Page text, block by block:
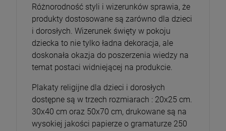
Różnorodność styli i wizerunków sprawia, że
produkty dostosowane są zarówno dla dzieci
i dorosłych. Wizerunek święty w pokoju
dziecka to nie tylko ładna dekoracja, ale
doskonała okazja do poszerzenia wiedzy na
temat postaci widniejącej na produkcie.
Plakaty religijne dla dzieci i dorosłych
dostępne są w trzech rozmiarach : 20x25 cm.
30x40 cm oraz 50x70 cm, drukowane są na
wysokiej jakości papierze o gramaturze 250